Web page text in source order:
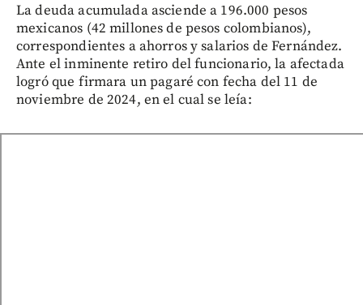
La deuda acumulada asciende a 196.000 pesos
mexicanos (42 millones de pesos colombianos),
correspondientes a ahorros y salarios de Fernández.
Ante el inminente retiro del funcionario, la afectada
logró que firmara un pagaré con fecha del 11 de
noviembre de 2024, en el cual se leía: